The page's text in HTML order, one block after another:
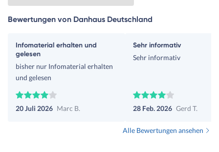
Bewertungen von Danhaus Deutschland
Infomaterial erhalten und
gelesen
bisher nur Infomaterial erhalten
und gelesen
20 Juli 2026 Marc B.
Sehr informativ
Sehr informativ
28 Feb. 2026 Gerd T.
Alle Bewertungen ansehen